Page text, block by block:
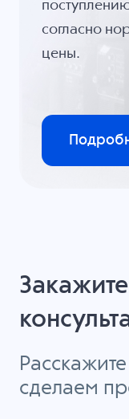
согласно
цены.
сделаем